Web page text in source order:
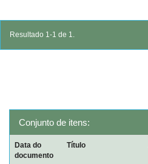
Resultado 1-1 de 1.
Conjunto de itens:
Data do
documento
Título